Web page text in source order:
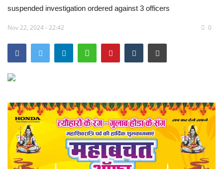
मुख्य समाचार
राष्ट्रीय
खेल
व्यापार
रोजगार
suspended investigation ordered against 3 officers
Nov 22, 2024 - 22:42 0